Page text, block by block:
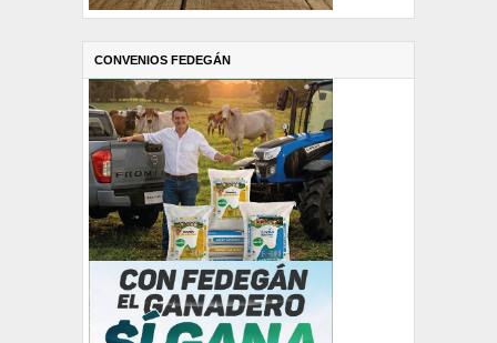
CONVENIOS FEDEGÁN